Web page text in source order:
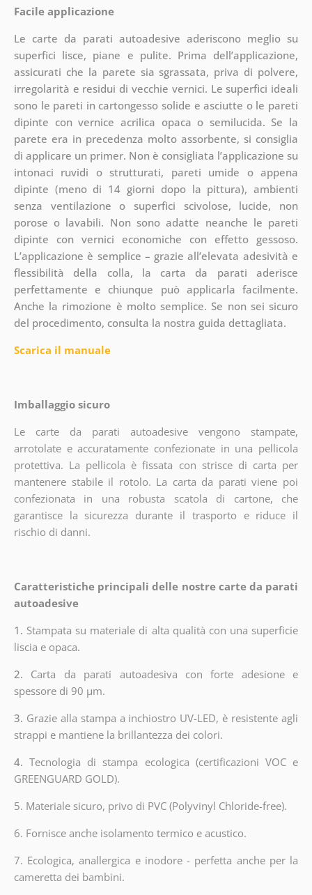
Facile applicazione
Le carte da parati autoadesive aderiscono meglio su
superfici lisce, piane e pulite. Prima dell’applicazione,
assicurati che la parete sia sgrassata, priva di polvere,
irregolarità e residui di vecchie vernici. Le superfici ideali
sono le pareti in cartongesso solide e asciutte o le pareti
dipinte con vernice acrilica opaca o semilucida. Se la
parete era in precedenza molto assorbente, si consiglia
di applicare un primer. Non è consigliata l’applicazione su
intonaci ruvidi o strutturati, pareti umide o appena
dipinte (meno di 14 giorni dopo la pittura), ambienti
senza ventilazione o superfici scivolose, lucide, non
porose o lavabili. Non sono adatte neanche le pareti
dipinte con vernici economiche con effetto gessoso.
L’applicazione è semplice – grazie all’elevata adesività e
flessibilità della colla, la carta da parati aderisce
perfettamente e chiunque può applicarla facilmente.
Anche la rimozione è molto semplice. Se non sei sicuro
del procedimento, consulta la nostra guida dettagliata.
Scarica il manuale
Imballaggio sicuro
Le carte da parati autoadesive vengono stampate,
arrotolate e accuratamente confezionate in una pellicola
protettiva. La pellicola è fissata con strisce di carta per
mantenere stabile il rotolo. La carta da parati viene poi
confezionata in una robusta scatola di cartone, che
garantisce la sicurezza durante il trasporto e riduce il
rischio di danni.
Caratteristiche principali delle nostre carte da parati
autoadesive
1. Stampata su materiale di alta qualità con una superficie
liscia e opaca.
2. Carta da parati autoadesiva con forte adesione e
spessore di 90 µm.
3. Grazie alla stampa a inchiostro UV-LED, è resistente agli
strappi e mantiene la brillantezza dei colori.
4.Tecnologia di stampa ecologica (certificazioni VOC e
GREENGUARD GOLD).
5. Materiale sicuro, privo di PVC (Polyvinyl Chloride-free).
6. Fornisce anche isolamento termico e acustico.
7. Ecologica, anallergica e inodore - perfetta anche per la
cameretta dei bambini.